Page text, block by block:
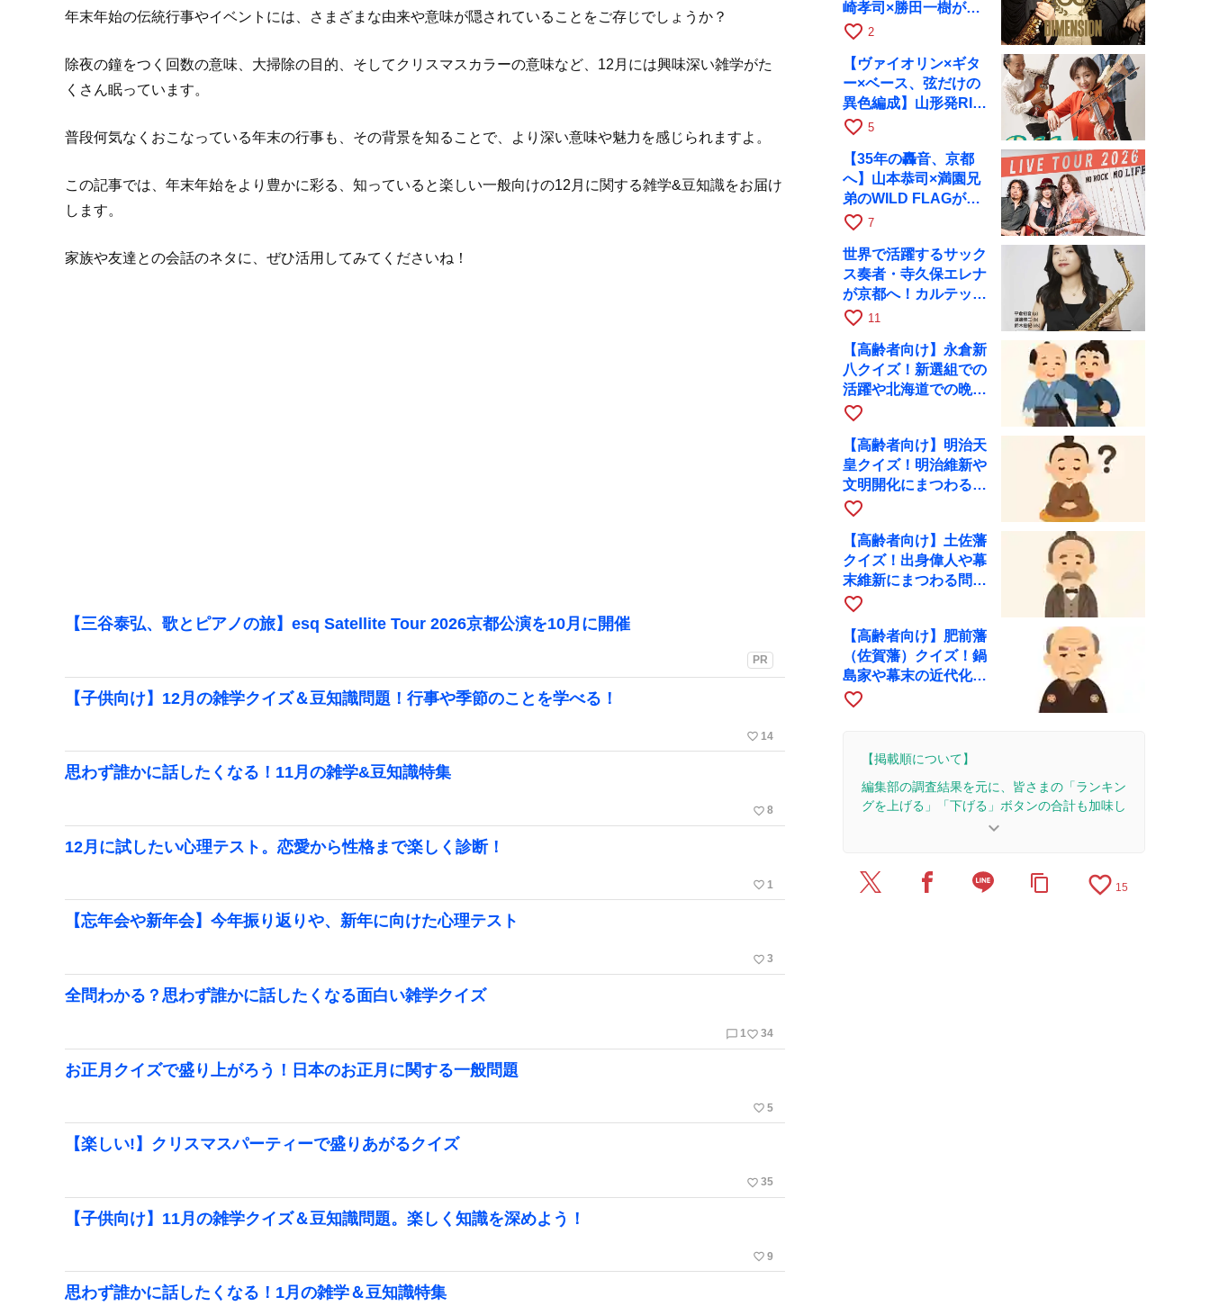
はじめ、学校主催のイベントにも出演。ライターとしては、音
楽関連記事だけでなくさまざまなジャンルの記事に触れてきた
す！
つけました。卒業後は現職である音楽制作会社に入社し、現在
に至るまで一貫して制作畑にて経験を積み、音楽を軸に多様な
活かしながら、子供向けの記事を中心に担当しています。少し
年末年始の伝統行事やイベントには、さまざまな由来や意味が隠されていることをご存じでしょうか？
除夜の鐘をつく回数の意味、大掃除の目的、そしてクリスマスカラーの意味など、12月には興味深い雑学がた
くさん眠っています。
普段何気なくおこなっている年末の行事も、その背景を知ることで、より深い意味や魅力を感じられますよ。
この記事では、年末年始をより豊かに彩る、知っていると楽しい一般向けの12月に関する雑学&豆知識をお届け
します。
家族や友達との会話のネタに、ぜひ活用してみてくださいね！
【三谷泰弘、歌とピアノの旅】esq Satellite Tour 2026京都公演を10月に開催
PR
【子供向け】12月の雑学クイズ＆豆知識問題！行事や季節のことを学べる！
favorite_border 14
思わず誰かに話したくなる！11月の雑学&豆知識特集
favorite_border 8
12月に試したい心理テスト。恋愛から性格まで楽しく診断！
favorite_border 1
【忘年会や新年会】今年振り返りや、新年に向けた心理テスト
favorite_border 3
全問わかる？思わず誰かに話したくなる面白い雑学クイズ
chat_bubble_outline 1 favorite_border 34
お正月クイズで盛り上がろう！日本のお正月に関する一般問題
favorite_border 5
【楽しい!】クリスマスパーティーで盛りあがるクイズ
favorite_border 35
【子供向け】11月の雑学クイズ＆豆知識問題。楽しく知識を深めよう！
favorite_border 9
思わず誰かに話したくなる！1月の雑学＆豆知識特集
崎孝司×勝田一樹が10
月11日に京都RAGへ
favorite_border 2
【ヴァイオリン×ギタ
ー×ベース、弦だけの
異色編成】山形発RIM
が初全国ツアーで8月
favorite_border 5
【35年の轟音、京都
へ】山本恭司×満園兄
弟のWILD FLAGが8
月6日にRAGでライブ
favorite_border 7
世界で活躍するサック
ス奏者・寺久保エレナ
が京都へ！カルテッ
ト・ツアー京都公演を
favorite_border 11
【高齢者向け】永倉新
八クイズ！新選組での
活躍や北海道での晩年
を出題
favorite_border
【高齢者向け】明治天
皇クイズ！明治維新や
文明開化にまつわる問
題を出題
favorite_border
【高齢者向け】土佐藩
クイズ！出身偉人や幕
末維新にまつわる問題
を出題
favorite_border
【高齢者向け】肥前藩
（佐賀藩）クイズ！鍋
島家や幕末の近代化に
まつわる問題
favorite_border
【掲載順について】
編集部の調査結果を元に、皆さまの「ランキン
グを上げる」「下げる」ボタンの合計も加味し
2026/7/8：2本のレビューを追加・更新。
2025/10/10：15本のレビューを追加・更新して、
keyboard_arrow_down
content_copy favorite_border 15